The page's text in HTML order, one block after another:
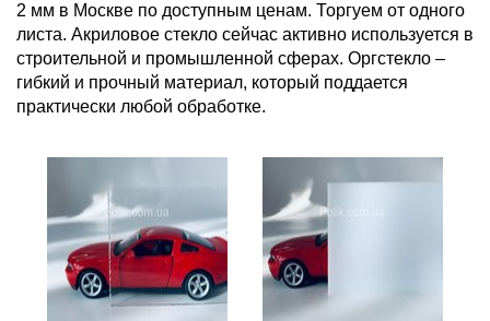
2 мм в Москве по доступным ценам. Торгуем от одного
листа. Акриловое стекло сейчас активно используется в
строительной и промышленной сферах. Оргстекло –
гибкий и прочный материал, который поддается
практически любой обработке.